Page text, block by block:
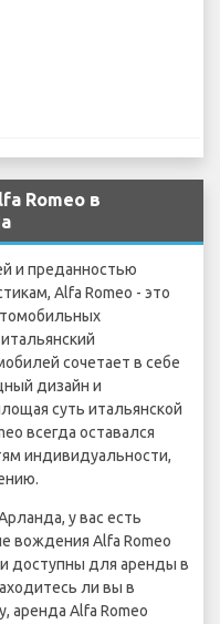
Romeo в
и преданностью
Alfa Romeo - это
сочетает в себе
дизайн и
суть итальянской
всегда оставался
индивидуальности,
у вас есть
вождения Alfa Romeo
доступны для аренды в
ли вы в
аренда Alfa Romeo